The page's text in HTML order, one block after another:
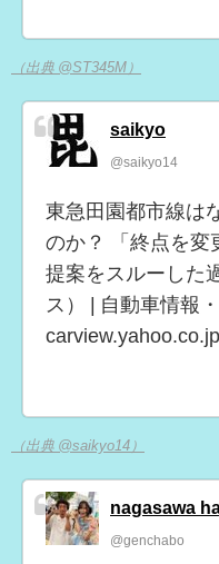
（出典 @ST345M）
saikyo
@saikyo14
東急田園都市線は
のか？ 「終点を変
提案をスルーした
ス） | 自動車情報
（出典 @saikyo14）
nagasawa
@genchabo